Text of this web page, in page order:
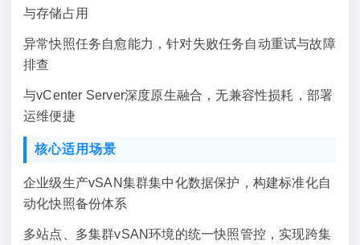
与存储占用
异常快照任务自愈能力，针对失败任务自动重试与故障
排查
与vCenter Server深度原生融合，无兼容性损耗，部署
运维便捷
核心适用场景
企业级生产vSAN集群集中化数据保护，构建标准化自
动化快照备份体系
多站点、多集群vSAN环境的统一快照管控，实现跨集